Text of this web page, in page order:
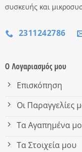
συσκευής και
2311242786
Ο Λογαριασμός μου
Επισκόπηση
Οι Παραγγελίες
Τα Αγαπημένα
Τα Στοιχεία μου